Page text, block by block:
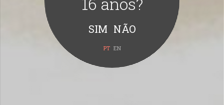
PT EN